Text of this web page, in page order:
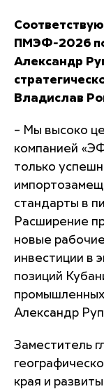
ПМЭФ-2026
Александр
Владислав
– Мы высоко
компанией
только
стандарты в
Расширение
новые
инвестиции в
позиций
промышленных
Александр
Заместитель
края и